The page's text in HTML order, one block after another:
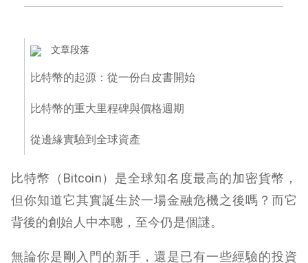
文章段落
比特幣的起源：從一份白皮書開始
比特幣的重大里程碑與價格週期
從邊緣實驗到全球資產
比特幣（Bitcoin）是全球知名度最高的加密貨幣，
但你知道它其實誕生於一場金融危機之後嗎？而它
背後的創始人中本聰，至今仍是個謎。
無論你是剛入門的新手，還是已有一些經驗的投資